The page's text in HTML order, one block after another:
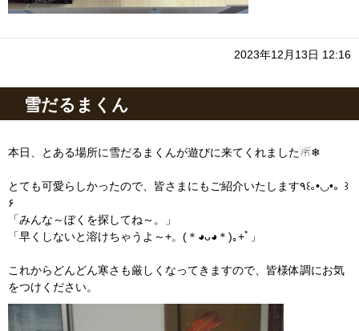
2023年12月13日 12:16
雪だるまくん
本日、とある場所に雪だるまくんが遊びに来てくれました☃❄
とても可愛らしかったので、皆さまにもご紹介いたします٩꒰｡•◡•。꒱
۶
「みんな～ぼくを探してね～。」
「早くしないと溶けちゃうよ～+。(＊◕ᴗ◕＊)｡+ﾟ」
これからどんどん寒さも厳しくなってきますので、皆様体調にお気
をつけください。